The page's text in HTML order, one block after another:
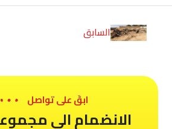
السابق
ابقَ على تواصل
الانضمام الى